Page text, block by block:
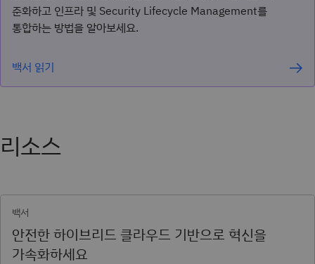
준화하고 인프라 및 Security Lifecycle Management를
통합하는 방법을 알아보세요.
백서 읽기
리소스
백서
안전한 하이브리드 클라우드 기반으로 혁신을
가속화하세요